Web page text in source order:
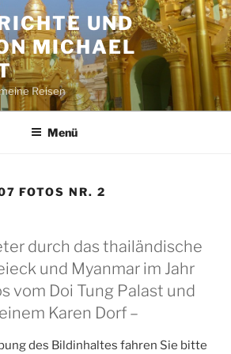
UND
MICHAEL
Reisen
Menü
FOTOS NR. 2
durch das thailändische
und Myanmar im Jahr
vom Doi Tung Palast und
Karen Dorf –
des Bildinhaltes fahren Sie bitte